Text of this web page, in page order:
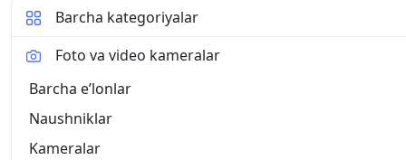
Barcha kategoriyalar
Foto va video kameralar
Barcha eʼlonlar
Naushniklar
Kameralar